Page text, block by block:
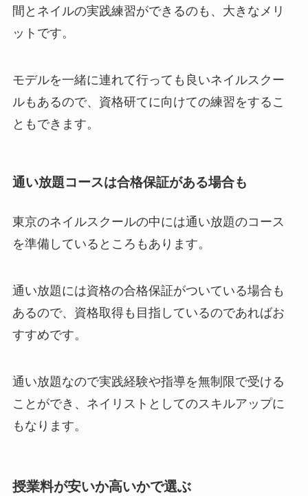
間とネイルの実践練習ができるのも、大きなメリ
ットです。
モデルを一緒に連れて行っても良いネイルスクー
ルもあるので、資格研てに向けての練習をするこ
ともできます。
通い放題コースは合格保証がある場合も
東京のネイルスクールの中には通い放題のコース
を準備しているところもあります。
通い放題には資格の合格保証がついている場合も
あるので、資格取得も目指しているのであればお
すすめです。
通い放題なので実践経験や指導を無制限で受ける
ことができ、ネイリストとしてのスキルアップに
もなります。
授業料が安いか高いかで選ぶ